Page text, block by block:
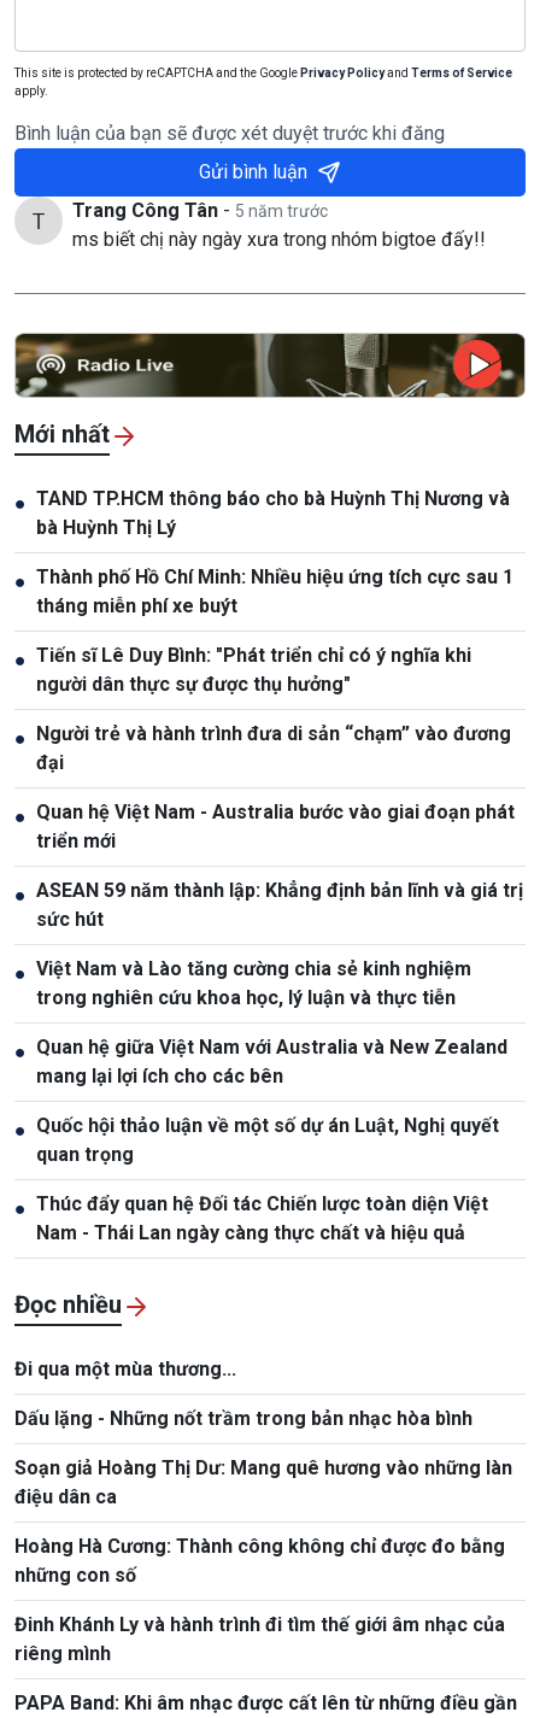
This site is protected by reCAPTCHA and the Google Privacy Policyand Terms of Service
apply.
Bình luận của bạn sẽ được xét duyệt trước khi đăng
Gửi bình luận
Trang Công Tân - 5 năm trước
ms biết chị này ngày xưa trong nhóm bigtoe đấy!!
Mới nhất
● TAND TP.HCM thông báo cho bà Huỳnh Thị Nương và
bà Huỳnh Thị Lý
● Thành phố Hồ Chí Minh: Nhiều hiệu ứng tích cực sau 1
tháng miễn phí xe buýt
● Tiến sĩ Lê Duy Bình: "Phát triển chỉ có ý nghĩa khi
người dân thực sự được thụ hưởng"
● Người trẻ và hành trình đưa di sản “chạm” vào đương
đại
● Quan hệ Việt Nam - Australia bước vào giai đoạn phát
triển mới
● ASEAN 59 năm thành lập: Khẳng định bản lĩnh và giá trị
sức hút
● Việt Nam và Lào tăng cường chia sẻ kinh nghiệm
trong nghiên cứu khoa học, lý luận và thực tiễn
● Quan hệ giữa Việt Nam với Australia và New Zealand
mang lại lợi ích cho các bên
● Quốc hội thảo luận về một số dự án Luật, Nghị quyết
quan trọng
● Thúc đẩy quan hệ Đối tác Chiến lược toàn diện Việt
Nam - Thái Lan ngày càng thực chất và hiệu quả
Đọc nhiều
Đi qua một mùa thương...
Dấu lặng - Những nốt trầm trong bản nhạc hòa bình
Soạn giả Hoàng Thị Dư: Mang quê hương vào những làn
điệu dân ca
Hoàng Hà Cương: Thành công không chỉ được đo bằng
những con số
Đinh Khánh Ly và hành trình đi tìm thế giới âm nhạc của
riêng mình
PAPA Band: Khi âm nhạc được cất lên từ những điều gần